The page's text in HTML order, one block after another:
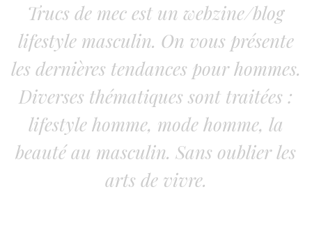
Trucs de mec est un webzine/blog
lifestyle masculin. On vous présente
les dernières tendances pour hommes.
Diverses thématiques sont traitées :
lifestyle homme, mode homme, la
beauté au masculin. Sans oublier les
arts de vivre.